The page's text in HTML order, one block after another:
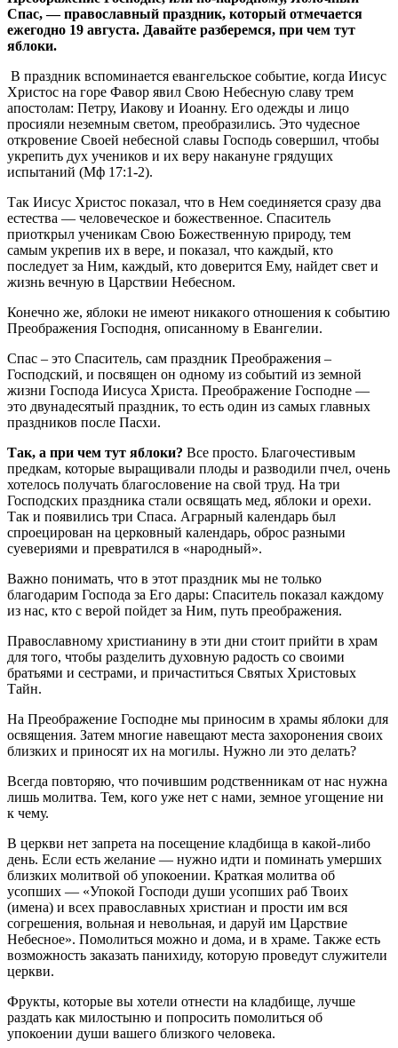
Спас, — православный праздник, который отмечается
ежегодно 19 августа. Давайте разберемся, при чем тут
яблоки.
В праздник вспоминается евангельское событие, когда Иисус
Христос на горе Фавор явил Свою Небесную славу трем
апостолам: Петру, Иакову и Иоанну. Его одежды и лицо
просияли неземным светом, преобразились. Это чудесное
откровение Своей небесной славы Господь совершил, чтобы
укрепить дух учеников и их веру накануне грядущих
испытаний (Мф 17:1-2).
Так Иисус Христос показал, что в Нем соединяется сразу два
естества — человеческое и божественное. Спаситель
приоткрыл ученикам Свою Божественную природу, тем
самым укрепив их в вере, и показал, что каждый, кто
последует за Ним, каждый, кто доверится Ему, найдет свет и
жизнь вечную в Царствии Небесном.
Конечно же, яблоки не имеют никакого отношения к событию
Преображения Господня, описанному в Евангелии.
Спас – это Спаситель, сам праздник Преображения –
Господский, и посвящен он одному из событий из земной
жизни Господа Иисуса Христа. Преображение Господне —
это двунадесятый праздник, то есть один из самых главных
праздников после Пасхи.
Так, а при чем тут яблоки? Все просто. Благочестивым
предкам, которые выращивали плоды и разводили пчел, очень
хотелось получать благословение на свой труд. На три
Господских праздника стали освящать мед, яблоки и орехи.
Так и появились три Спаса. Аграрный календарь был
спроецирован на церковный календарь, оброс разными
суевериями и превратился в «народный».
Важно понимать, что в этот праздник мы не только
благодарим Господа за Его дары: Спаситель показал каждому
из нас, кто с верой пойдет за Ним, путь преображения.
Православному христианину в эти дни стоит прийти в храм
для того, чтобы разделить духовную радость со своими
братьями и сестрами, и причаститься Святых Христовых
Тайн.
На Преображение Господне мы приносим в храмы яблоки для
освящения. Затем многие навещают места захоронения своих
близких и приносят их на могилы. Нужно ли это делать?
Всегда повторяю, что почившим родственникам от нас нужна
лишь молитва. Тем, кого уже нет с нами, земное угощение ни
к чему.
В церкви нет запрета на посещение кладбища в какой-либо
день. Если есть желание — нужно идти и поминать умерших
близких молитвой об упокоении. Краткая молитва об
усопших — «Упокой Господи души усопших раб Твоих
(имена) и всех православных христиан и прости им вся
согрешения, вольная и невольная, и даруй им Царствие
Небесное». Помолиться можно и дома, и в храме. Также есть
возможность заказать панихиду, которую проведут служители
церкви.
Фрукты, которые вы хотели отнести на кладбище, лучше
раздать как милостыню и попросить помолиться об
упокоении души вашего близкого человека.